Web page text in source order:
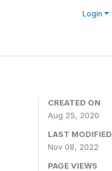
Login
CREATED ON
Aug 25, 2020
LAST MODIFIED
Nov 08, 2022
PAGE VIEWS